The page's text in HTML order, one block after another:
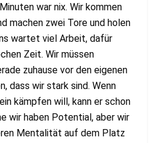
war nix. Wir kommen
machen zwei Tore und holen
wartet viel Arbeit, dafür
Zeit. Wir müssen
zuhause vor den eigenen
dass wir stark sind. Wenn
kämpfen will, kann er schon
wir haben Potential, aber wir
Mentalität auf dem Platz